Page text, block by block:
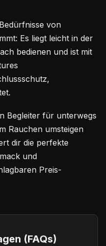
von
Es liegt leicht in der
bedienen und ist mit
Begleiter für unterwegs
Rauchen umsteigen
dir die perfekte
und
Preis-
(FAQs)